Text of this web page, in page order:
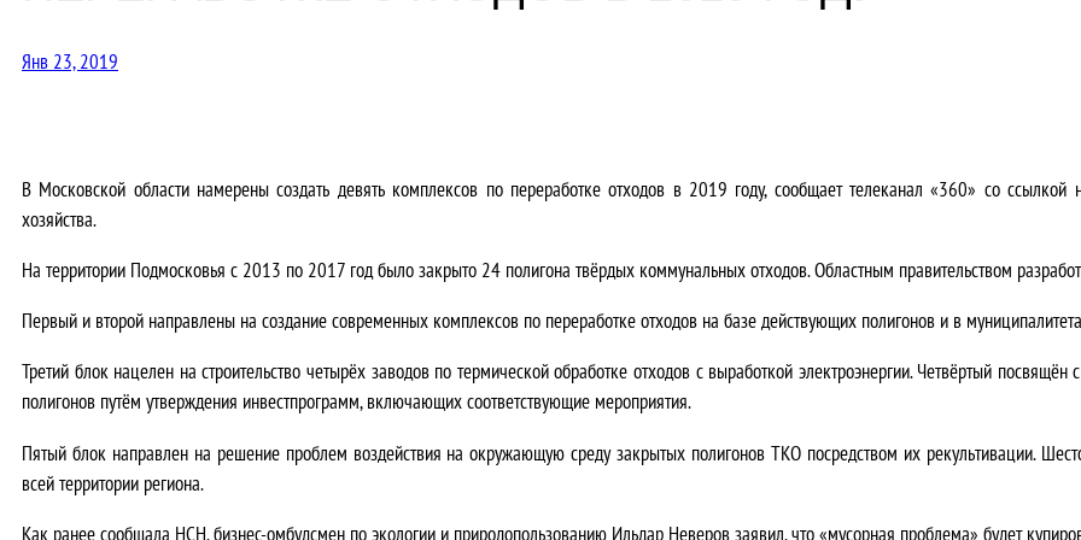
Янв 23, 2019
В Московской области намерены создать девять комплексов по переработке отходов в 2019 году, сообщает телеканал «360» со ссылкой
хозяйства.
На территории Подмосковья с 2013 по 2017 год было закрыто 24 полигона твёрдых коммунальных отходов. Областным правительством
Первый и второй направлены на создание современных комплексов по переработке отходов на базе действующих полигонов и в
Третий блок нацелен на строительство четырёх заводов по термической обработке отходов с выработкой электроэнергии. Четвёртый
полигонов путём утверждения инвестпрограмм, включающих соответствующие мероприятия.
Пятый блок направлен на решение проблем воздействия на окружающую среду закрытых полигонов ТКО посредством их рекультивации.
всей территории региона.
Как ранее сообщала НСН, бизнес-омбудсмен по экологии и природопользованию Ильдар Неверов заявил, что «мусорная проблема» будет